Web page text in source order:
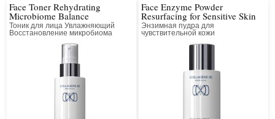
Face Toner Rehydrating
Microbiome Balance
Тоник для лица Увлажняющий
Восстановление микробиома
Face Enzyme Powder
Resurfacing for Sensitive Skin
Энзимная пудра для
чувствительной кожи